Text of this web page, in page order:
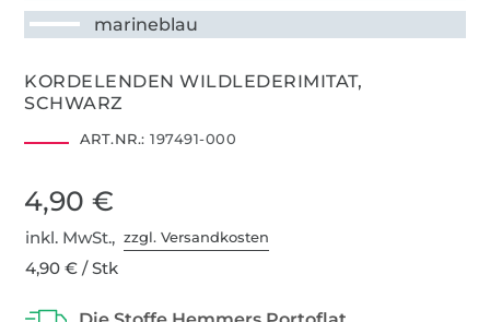
marineblau
KORDELENDEN WILDLEDERIMITAT,
SCHWARZ
ART.NR.: 197491-000
4,90 €
inkl. MwSt.,zzgl. Versandkosten
4,90 € / Stk